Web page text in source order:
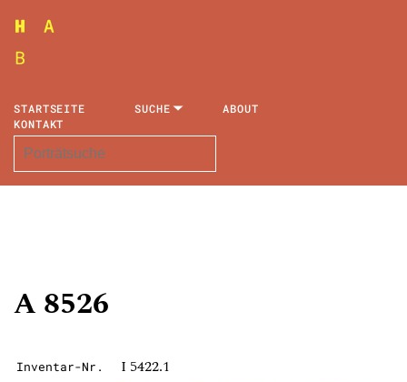
STARTSEITE SUCHE
ABOUT
KONTAKT
A 8526
Inventar-Nr. I 5422.1